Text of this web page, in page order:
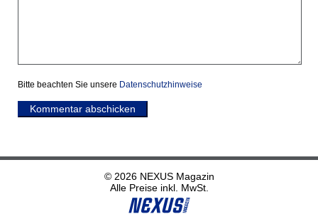
Bitte beachten Sie unsere Datenschutzhinweise
Kommentar abschicken
© 2026 NEXUS Magazin
Alle Preise inkl. MwSt.